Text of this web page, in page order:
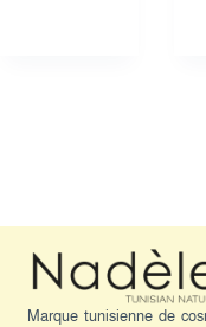
Marque tunisienne de